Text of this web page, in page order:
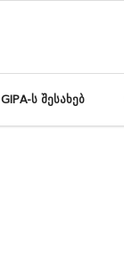
GIPA-ს შესახებ